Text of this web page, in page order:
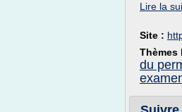
Lire la
Site :
Thèmes
du